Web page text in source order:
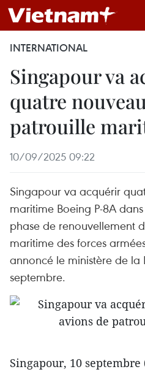
INTERNATIONAL
Singapour va
quatre
patrouille
10/09/2025 09:22
Singapour va acquérir
maritime Boeing P-8A
phase de renouvellement
maritime des forces
annoncé le ministère de la
septembre.
Singapour, 10